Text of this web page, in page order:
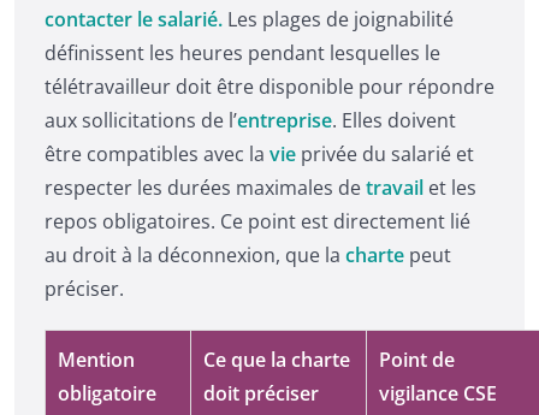
contacter le salarié. Les plages de joignabilité
définissent les heures pendant lesquelles le
télétravailleur doit être disponible pour répondre
aux sollicitations de l’entreprise. Elles doivent
être compatibles avec la vie privée du salarié et
respecter les durées maximales detravail et les
repos obligatoires. Ce point est directement lié
au droit à la déconnexion, que la charte peut
préciser.
Mention
obligatoire
Ce que la charte
doit préciser
Point de
vigilance CSE